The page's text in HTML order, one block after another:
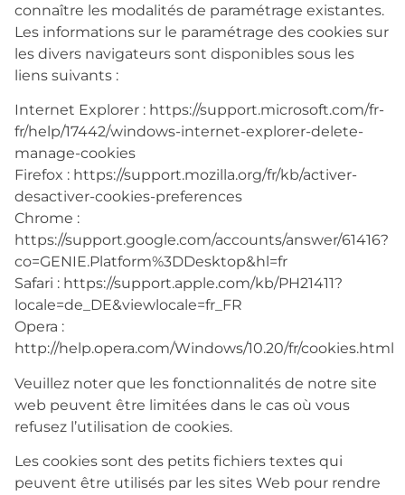
connaître les modalités de paramétrage existantes.
Les informations sur le paramétrage des cookies sur
les divers navigateurs sont disponibles sous les
liens suivants :
Internet Explorer : https://support.microsoft.com/fr-
fr/help/17442/windows-internet-explorer-delete-
manage-cookies
Firefox : https://support.mozilla.org/fr/kb/activer-
desactiver-cookies-preferences
Chrome :
https://support.google.com/accounts/answer/61416?
co=GENIE.Platform%3DDesktop&hl=fr
Safari : https://support.apple.com/kb/PH21411?
locale=de_DE&viewlocale=fr_FR
Opera :
http://help.opera.com/Windows/10.20/fr/cookies.html
Veuillez noter que les fonctionnalités de notre site
web peuvent être limitées dans le cas où vous
refusez l’utilisation de cookies.
Les cookies sont des petits fichiers textes qui
peuvent être utilisés par les sites Web pour rendre